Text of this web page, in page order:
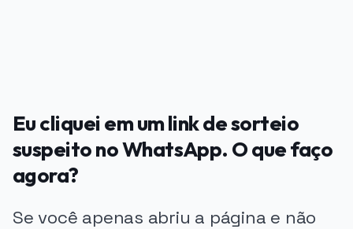
Eu cliquei em um link de sorteio
suspeito no WhatsApp. O que faço
agora?
Se você apenas abriu a página e não